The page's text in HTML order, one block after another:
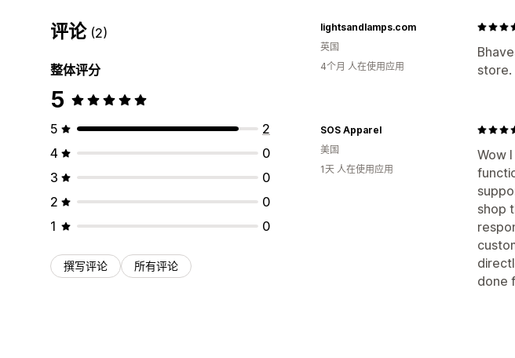
列表
社交
评论 (2)
整体评分
5
5
2
4
0
3
0
2
0
1
0
撰写评论 所有评论
store.
lightsandlamps.com
英国
4个月 人在使用应用
Wow
shop
done
SOS Apparel
美国
1天 人在使用应用